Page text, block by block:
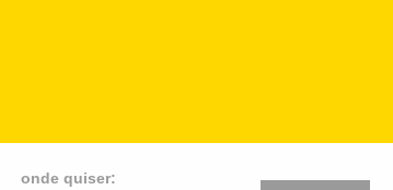
onde quiser: